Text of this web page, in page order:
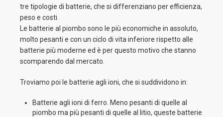
tre tipologie di batterie, che si differenziano per efficienza,
peso e costi.
Le batterie al piombo sono le più economiche in assoluto,
molto pesanti e con un ciclo di vita inferiore rispetto alle
batterie più moderne ed è per questo motivo che stanno
scomparendo dal mercato.
Troviamo poi le batterie agli ioni, che si suddividono in:
Batterie agli ioni di ferro. Meno pesanti di quelle al
piombo ma più pesanti di quelle al litio, queste batterie